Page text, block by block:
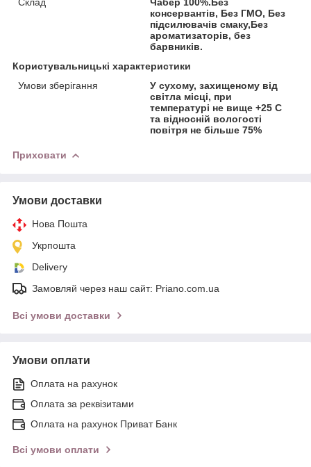
консервантів, Без ГМО, Без
підсилювачів смаку,Без
ароматизаторів, без
барвників.
Користувальницькі характеристики
Умови зберігання
У сухому, захищеному від
світла місці, при
температурі не вище +25 С
та відносній вологості
повітря не більше 75%
Приховати
Умови доставки
Нова Пошта
Укрпошта
Delivery
Замовляй через наш сайт: Priano.com.ua
Всі умови доставки
Умови оплати
Оплата на рахунок
Оплата за реквізитами
Оплата на рахунок Приват Банк
Всі умови оплати